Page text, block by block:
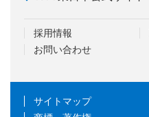
採用情報
お問い合わせ
サイトマップ